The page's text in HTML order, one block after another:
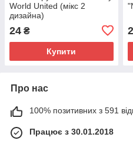
World United (мікс 2
дизайна)
24 ₴
Купити
Про нас
100% позитивних з 591
Працює з 30.01.2018